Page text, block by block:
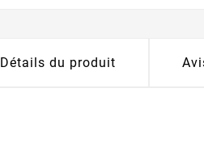
Détails du produit